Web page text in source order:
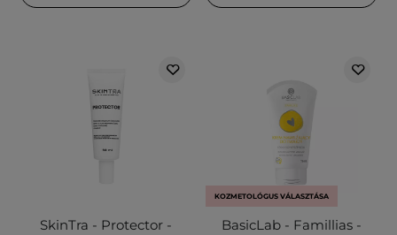
SkinTra - Protector -
KOZMETOLÓGUS VÁLASZTÁSA
BasicLab - Famillias -